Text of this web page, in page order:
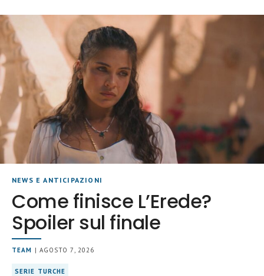
NEWS E ANTICIPAZIONI
Come finisce L’Erede?
Spoiler sul finale
TEAM | AGOSTO 7, 2026
SERIE TURCHE